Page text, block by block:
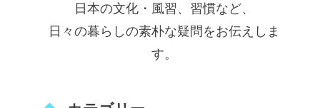
日本の文化・風習、習慣など、
日々の暮らしの素朴な疑問をお伝えしま
す。